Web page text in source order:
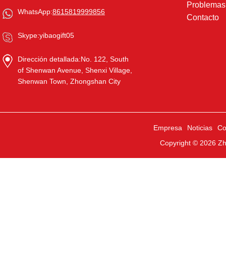
WhatsApp:8615819999856
Skype:yibaogift05
Dirección detallada:No. 122, South
of Shenwan Avenue, Shenxi Village,
Shenwan Town, Zhongshan City
Contacto
Empresa Noticias
Copyright © 2026